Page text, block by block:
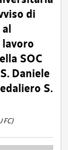
di
SOC
Daniele
S.
FC)